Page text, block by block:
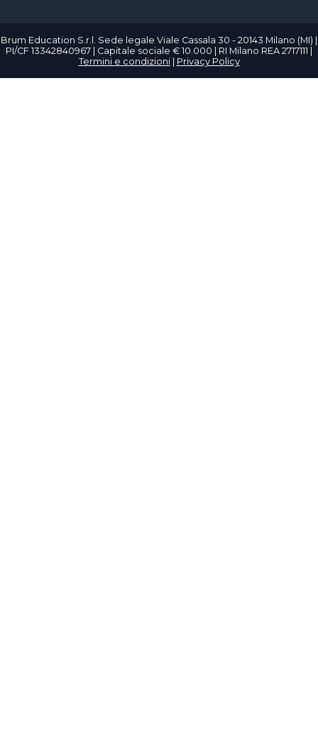
Brum Education S.r.l. Sede legale Viale Cassala 30 - 20143 Milano (MI) |
PI/CF 13342840967 | Capitale sociale € 10.000 | RI Milano REA 2717111 |
Termini e condizioni| Privacy Policy